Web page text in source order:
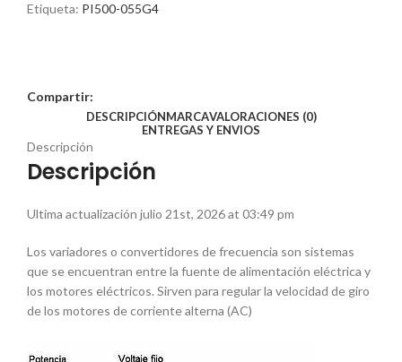
Etiqueta: PI500-055G4
Compartir:
DESCRIPCIÓNMARCAVALORACIONES (0)
ENTREGAS Y ENVIOS
Descripción
Descripción
Ultima actualización julio 21st, 2026 at 03:49 pm
Los variadores o convertidores de frecuencia son sistemas
que se encuentran entre la fuente de alimentación eléctrica y
los motores eléctricos. Sirven para regular la velocidad de giro
de los motores de corriente alterna (AC)